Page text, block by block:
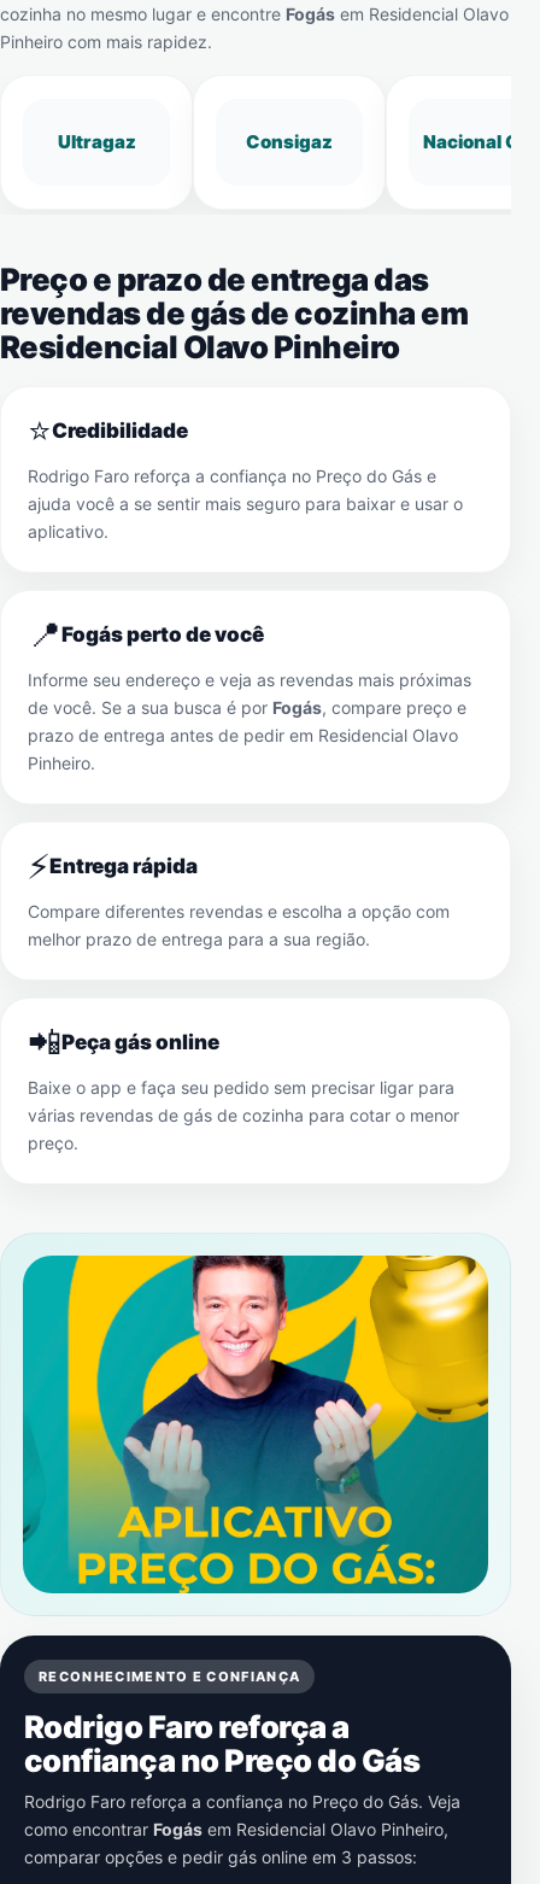
cozinha no mesmo lugar e encontre Fogás em Residencial Olavo
Pinheiro com mais rapidez.
Ultragaz Consigaz Nacional Gás
Preço e prazo de entrega das
revendas de gás de cozinha em
Residencial Olavo Pinheiro
⭐Credibilidade
Rodrigo Faro reforça a confiança no Preço do Gás e
ajuda você a se sentir mais seguro para baixar e usar o
aplicativo.
📍Fogás perto de você
Informe seu endereço e veja as revendas mais próximas
de você. Se a sua busca é por Fogás, compare preço e
prazo de entrega antes de pedir em Residencial Olavo
Pinheiro.
⚡Entrega rápida
Compare diferentes revendas e escolha a opção com
melhor prazo de entrega para a sua região.
📲Peça gás online
Baixe o app e faça seu pedido sem precisar ligar para
várias revendas de gás de cozinha para cotar o menor
preço.
RECONHECIMENTO E CONFIANÇA
Rodrigo Faro reforça a
confiança no Preço do Gás
Rodrigo Faro reforça a confiança no Preço do Gás. Veja
como encontrar Fogás em Residencial Olavo Pinheiro,
comparar opções e pedir gás online em 3 passos: